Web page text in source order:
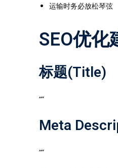
运输时务必放松琴弦
SEO优化
标题(Title)
“”
Meta
“”